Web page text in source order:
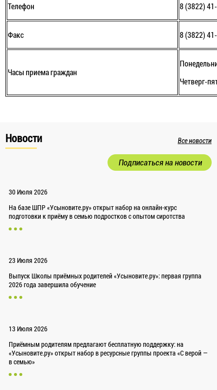
Телефон 8 (3822)
Факс 8 (3822)
Часы приема граждан
Четверг-
Новости Все новости
Подписаться на новости
30 Июля 2026
На базе ШПР «Усыновите.ру» открыт набор на онлайн-курс
подготовки к приёму в семью подростков с опытом сиротства
23 Июля 2026
Выпуск Школы приёмных родителей «Усыновите.ру»: первая группа
2026 года завершила обучение
13 Июля 2026
Приёмным родителям предлагают бесплатную поддержку: на
«Усыновите.ру» открыт набор в ресурсные группы проекта «С верой —
в семью»